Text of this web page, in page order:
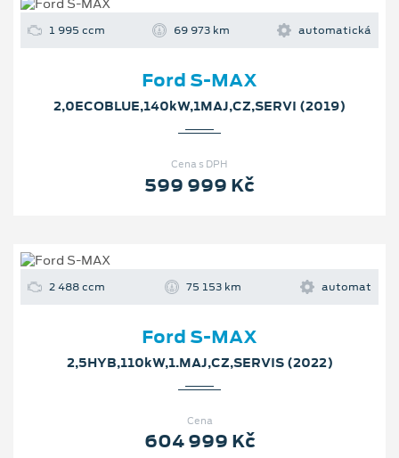
1 995 ccm 69 973 km automatická
Ford S-MAX
2,0ECOBLUE,140kW,1MAJ,CZ,SERVI (2019)
Cena s DPH
599 999 Kč
2 488 ccm 75 153 km automat
Ford S-MAX
2,5HYB,110kW,1.MAJ,CZ,SERVIS (2022)
Cena
604 999 Kč